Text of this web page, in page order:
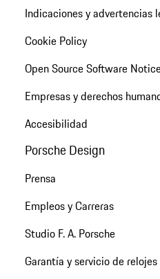
Indicaciones y advertencias
Cookie Policy
Open Source Software
Empresas y derechos
Accesibilidad
Porsche Design
Prensa
Empleos y Carreras
Studio F. A. Porsche
Garantía y servicio de relojes